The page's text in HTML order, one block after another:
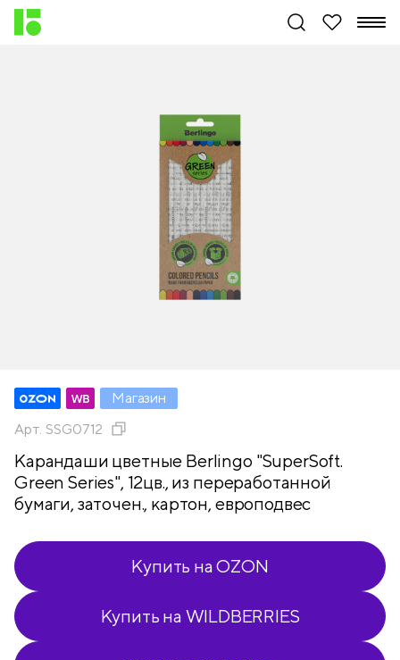
Магазин
Арт. SSG0712
Карандаши цветные Berlingo "SuperSoft.
Green Series", 12цв., из переработанной
бумаги, заточен., картон, европодвес
Купить на OZON
Купить на WILDBERRIES